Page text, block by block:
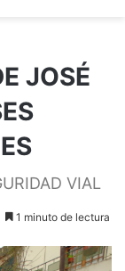
JOSÉ
VIAL
1 minuto de lectura